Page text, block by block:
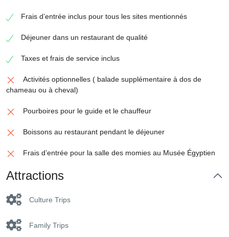
Frais d’entrée inclus pour tous les sites mentionnés
Déjeuner dans un restaurant de qualité
Taxes et frais de service inclus
Activités optionnelles ( balade supplémentaire à dos de
chameau ou à cheval)
Pourboires pour le guide et le chauffeur
Boissons au restaurant pendant le déjeuner
Frais d’entrée pour la salle des momies au Musée Égyptien
Attractions
Culture Trips
Family Trips